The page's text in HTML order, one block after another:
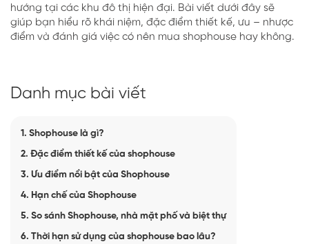
hướng tại các khu đô thị hiện đại. Bài viết dưới đây sẽ
giúp bạn hiểu rõ khái niệm, đặc điểm thiết kế, ưu – nhược
điểm và đánh giá việc có nên mua shophouse hay không.
Danh mục bài viết
1. Shophouse là gì?
2. Đặc điểm thiết kế của shophouse
3. Ưu điểm nổi bật của Shophouse
4. Hạn chế của Shophouse
5. So sánh Shophouse, nhà mặt phố và biệt thự
6. Thời hạn sử dụng của shophouse bao lâu?